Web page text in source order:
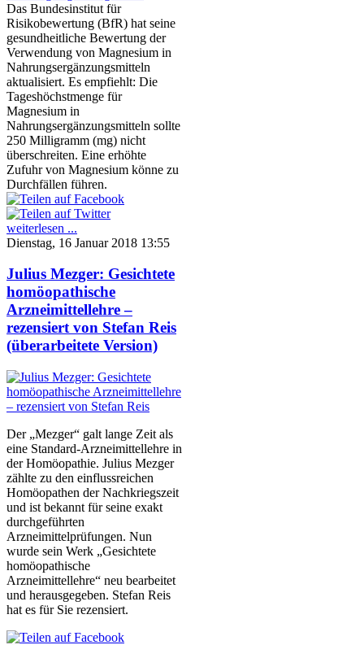
Das Bundesinstitut für
Risikobewertung (BfR) hat seine
gesundheitliche Bewertung der
Verwendung von Magnesium in
Nahrungsergänzungsmitteln
aktualisiert. Es empfiehlt: Die
Tageshöchstmenge für
Magnesium in
Nahrungsergänzungsmitteln sollte
250 Milligramm (mg) nicht
überschreiten. Eine erhöhte
Zufuhr von Magnesium könne zu
Durchfällen führen.
weiterlesen ...
Dienstag, 16 Januar 2018 13:55
Julius Mezger: Gesichtete
homöopathische
Arzneimittellehre –
rezensiert von Stefan Reis
(überarbeitete Version)
Der „Mezger“ galt lange Zeit als
eine Standard-Arzneimittellehre in
der Homöopathie. Julius Mezger
zählte zu den einflussreichen
Homöopathen der Nachkriegszeit
und ist bekannt für seine exakt
durchgeführten
Arzneimittelprüfungen. Nun
wurde sein Werk „Gesichtete
homöopathische
Arzneimittellehre“ neu bearbeitet
und herausgegeben. Stefan Reis
hat es für Sie rezensiert.